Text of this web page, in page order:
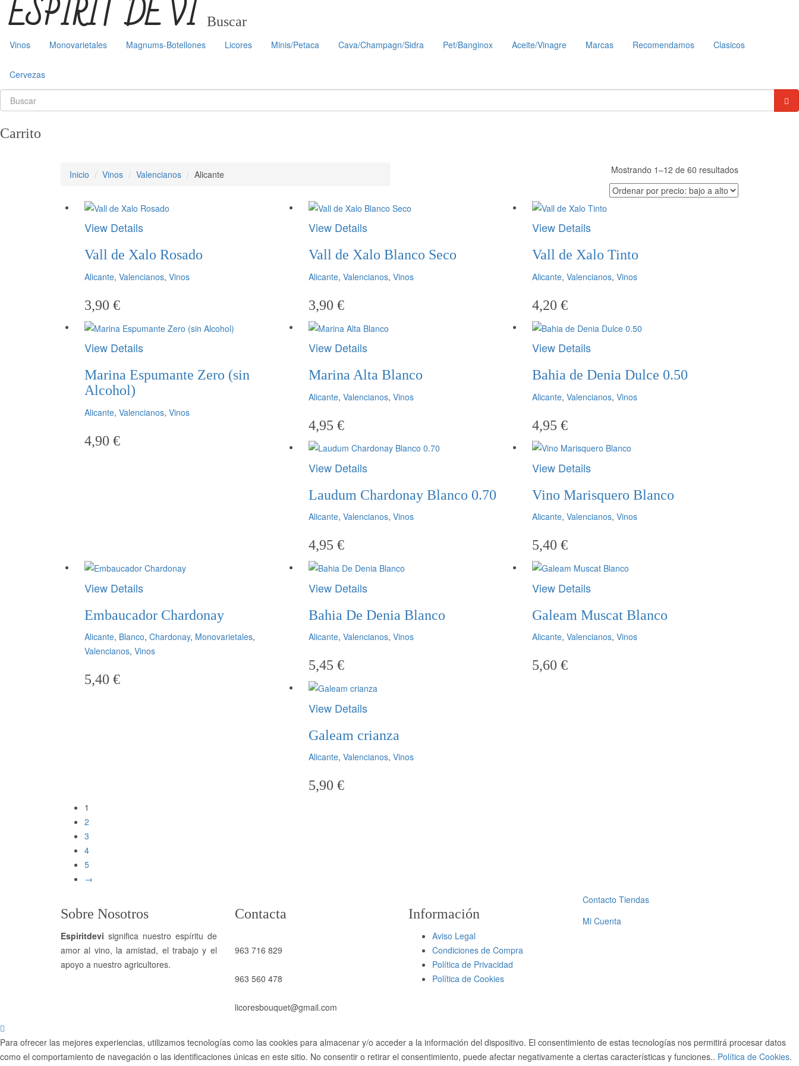
ESPIRIT DE VI
Vinos Monovarietales Magnums-Botellones Licores Minis/Petaca Cava/Champagn/Sidra Pet/Banginox Aceite/Vinagre Marcas Recomendamos Clasicos
Cervezas
Buscar
Carrito
Inicio Vinos Valencianos Alicante Mostrando 1–12 de 60 resultadosOrdenado
por
precio:
View Details
Vall de Xalo Rosado
Alicante, Valencianos, Vinos
3,90 €
View Details
Vall de Xalo Blanco Seco
Alicante, Valencianos, Vinos
3,90 €
View Details
Vall de Xalo Tinto
Alicante,Valencianos,Vinos
4,20€
View Details
Marina Espumante Zero (sin
Alcohol)
Alicante, Valencianos, Vinos
4,90 €
View Details
Marina Alta Blanco
Alicante, Valencianos, Vinos
4,95 €
View Details
Bahia de Denia Dulce 0.50
Alicante,Valencianos,Vinos
4,95€
View Details
Laudum Chardonay Blanco 0.70
Alicante, Valencianos, Vinos
4,95 €
View Details
Vino Marisquero Blanco
Alicante,Valencianos,Vinos
5,40€
View Details
Embaucador Chardonay
Alicante, Blanco, Chardonay, Monovarietales,
Valencianos, Vinos
5,40 €
View Details
Bahia De Denia Blanco
Alicante, Valencianos, Vinos
5,45 €
View Details
Galeam Muscat Blanco
Alicante,Valencianos,Vinos
5,60€
View Details
Galeam crianza
Alicante, Valencianos, Vinos
5,90 €
1
2
3
4
5
→
Sobre Nosotros
Espiritdevi significa nuestro espíritu de
amor al vino, la amistad, el trabajo y el
apoyo a nuestro agricultores.
Contacta
963 716 829
963 560 478
licoresbouquet@gmail.com
Información
Aviso Legal
Condiciones de Compra
Política de Privacidad
Política de Cookies
Contacto Tiendas
Mi Cuenta
Para ofrecer las mejores experiencias, utilizamos tecnologías como las cookies para almacenar y/o acceder a la información del dispositivo. El consentimiento de estas tecnologías nos permitirá procesar datos
como el comportamiento de navegación o las identificaciones únicas en este sitio. No consentir o retirar el consentimiento, puede afectar negativamente a ciertas características y funciones.. Política de Cookies.